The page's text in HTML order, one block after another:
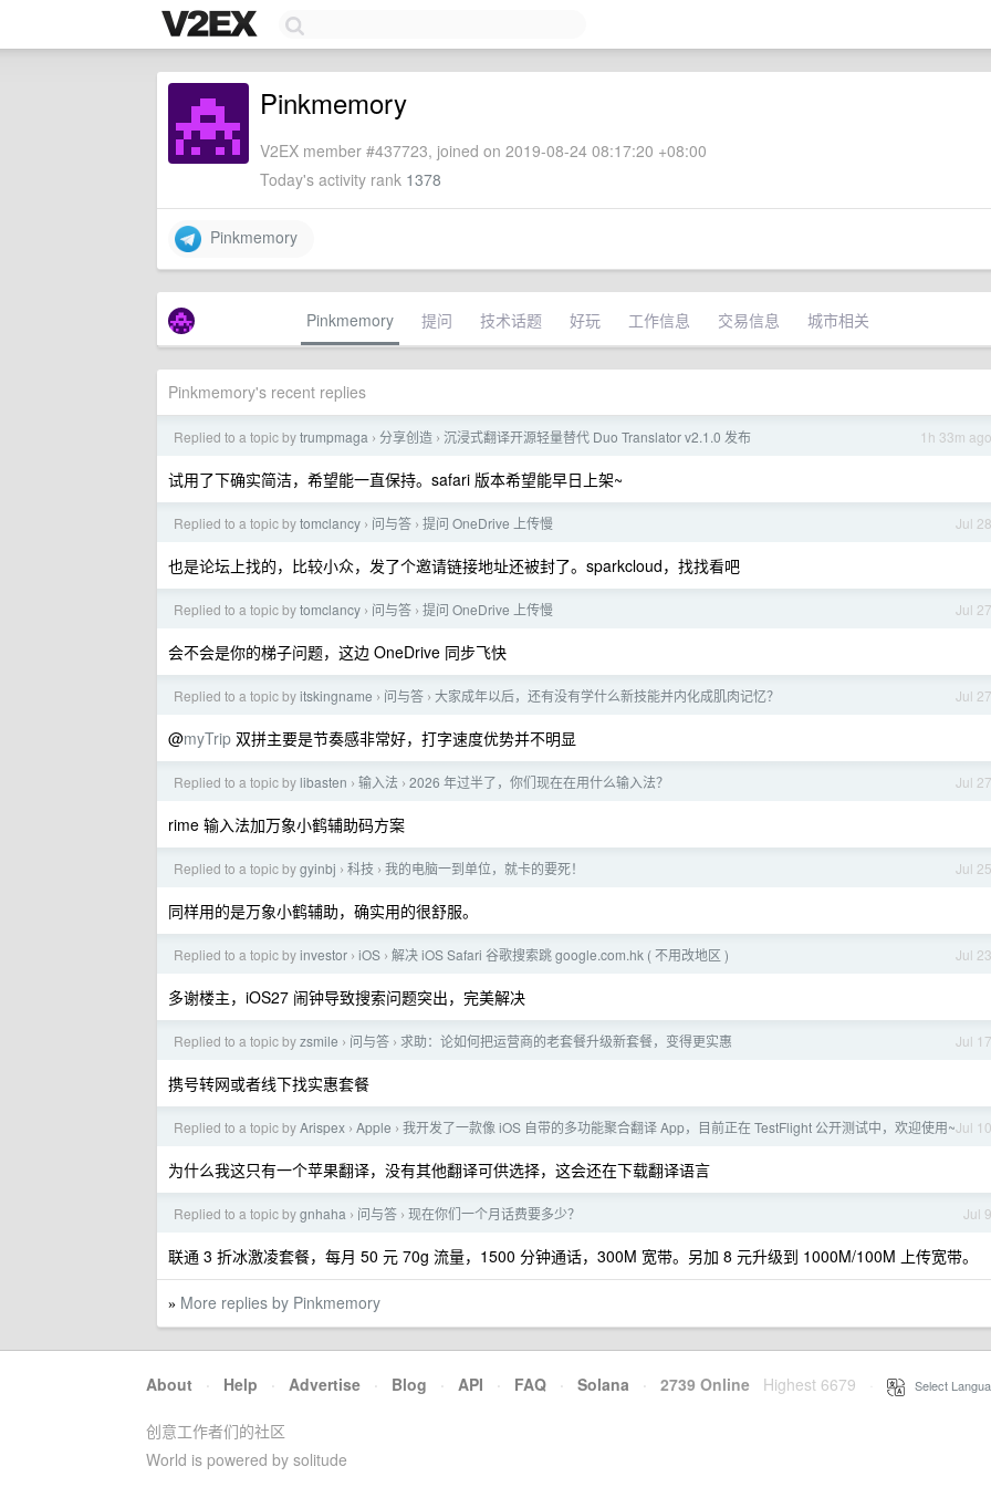
Pinkmemory
V2EX member #437723, joined on 2019-08-24 08:17:20 +08:00
Today's activity rank 1378
Pinkmemory
Pinkmemory 提问 技术话题 好玩 工作信息 交易信息 城市相关
Pinkmemory's recent replies
1h 33m ago
Replied to a topic bytrumpmaga › 分享创造 › 沉浸式翻译开源轻量替代 Duo Translator v2.1.0 发布
试用了下确实简洁，希望能一直保持。safari 版本希望能早日上架~
Jul 28
Replied to a topic bytomclancy › 问与答 › 提问 OneDrive 上传慢
也是论坛上找的，比较小众，发了个邀请链接地址还被封了。sparkcloud，找找看吧
Jul 27
Replied to a topic bytomclancy › 问与答 › 提问 OneDrive 上传慢
会不会是你的梯子问题，这边 OneDrive 同步飞快
Jul 27
Replied to a topic byitskingname › 问与答 › 大家成年以后，还有没有学什么新技能并内化成肌肉记忆？
@myTrip 双拼主要是节奏感非常好，打字速度优势并不明显
Jul 27
Replied to a topic by libasten › 输入法 › 2026 年过半了，你们现在在用什么输入法？
rime 输入法加万象小鹤辅助码方案
Jul 25
Replied to a topic bygyinbj › 科技 › 我的电脑一到单位，就卡的要死！
同样用的是万象小鹤辅助，确实用的很舒服。
Jul 23
Replied to a topic byinvestor › iOS › 解决 iOS Safari 谷歌搜索跳 google.com.hk ( 不用改地区 )
多谢楼主，iOS27 闹钟导致搜索问题突出，完美解决
Jul 17
Replied to a topic byzsmile › 问与答 › 求助：论如何把运营商的老套餐升级新套餐，变得更实惠
携号转网或者线下找实惠套餐
Jul 10
Replied to a topic byArispex › Apple › 我开发了一款像 iOS 自带的多功能聚合翻译 App，目前正在 TestFlight 公开测试中，欢迎使用~
为什么我这只有一个苹果翻译，没有其他翻译可供选择，这会还在下载翻译语言
Jul 9
Replied to a topic bygnhaha › 问与答 › 现在你们一个月话费要多少？
联通 3 折冰激凌套餐，每月 50 元 70g 流量，1500 分钟通话，300M 宽带。另加 8 元升级到 1000M/100M 上传宽带。
» More replies by Pinkmemory
About · Help · Advertise · Blog · API · FAQ · Solana · 2739 Online Highest 6679 Select
创意工作者们的社区
World is powered by solitude